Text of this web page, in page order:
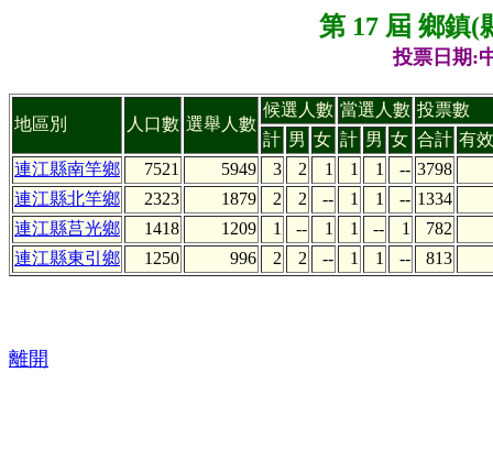
第 17 屆 鄉鎮(
投票日期:
地區別 人口數 選舉人數
候選人數 當選人數 投票數
計 男 女 計 男 女 合計 有
連江縣南竿鄉
7521 5949 3 2 1 1 1 -- 3798
連江縣北竿鄉
2323 1879 2 2 -- 1 1 -- 1334
連江縣莒光鄉
1418 1209 1 -- 1 1 -- 1
782
連江縣東引鄉
1250 996 2 2 -- 1 1 -- 813
離開